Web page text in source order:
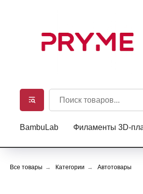
BambuLab Филаменты 3D-
Все товары → Категории → Автотовары